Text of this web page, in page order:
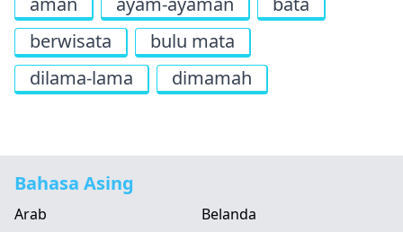
berwisata
bulu mata
dilama-lama
dimamah
Bahasa Asing
Arab
Belanda